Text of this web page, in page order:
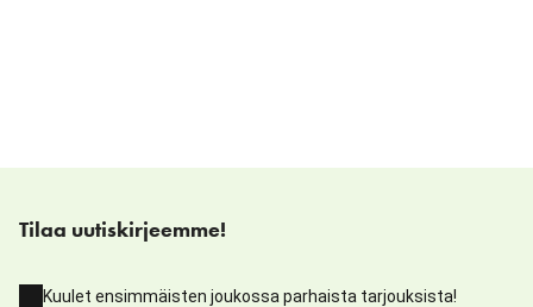
Tilaa uutiskirjeemme!
Kuulet ensimmäisten joukossa parhaista tarjouksista!